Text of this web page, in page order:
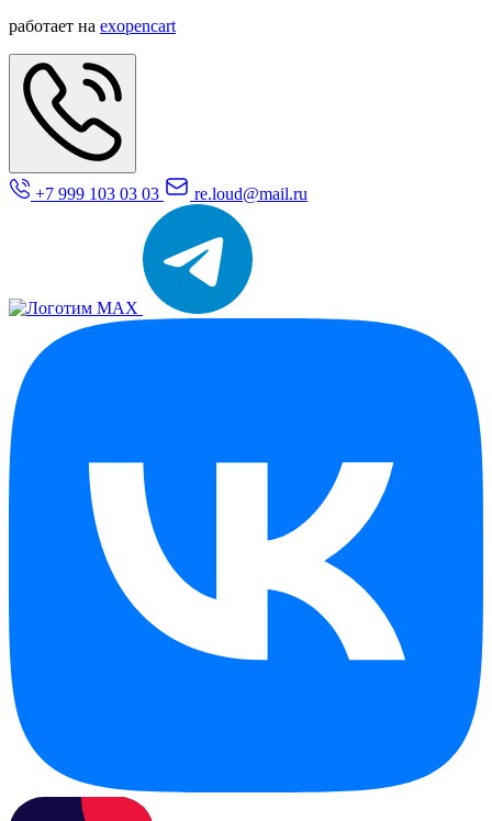
работает на exopencart
+7 999 103 03 03 re.loud@mail.ru